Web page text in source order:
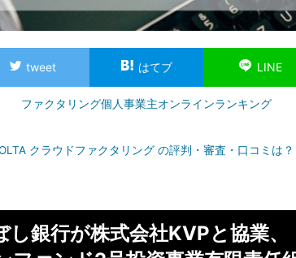
tweet はてブ LINE
ファクタリング個人事業主オンラインランキング
クラウドファクタリング の評判・審査・口コミは？
し銀行が株式会社KVPと協業、